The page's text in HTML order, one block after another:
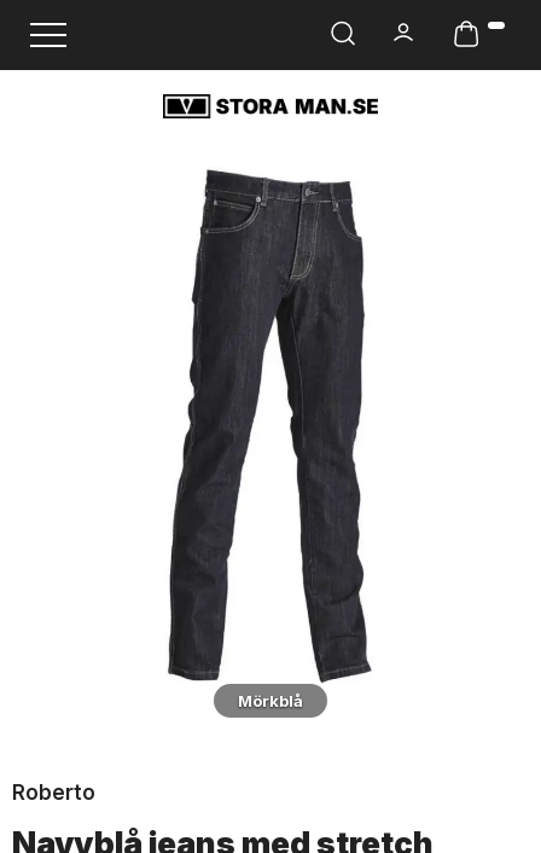
Ändra navigering
Mörkblå
Roberto
Navyblå jeans med stretch